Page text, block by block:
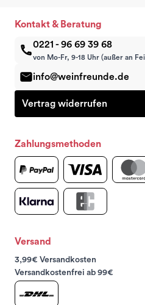
Kontakt & Beratung
0221 - 96 69 39 68
von Mo-Fr, 9-18 Uhr (außer an
info@weinfreunde.de
Vertrag widerrufen
Zahlungsmethoden
Versand
3,99€ Versandkosten
Versandkostenfrei ab 99€